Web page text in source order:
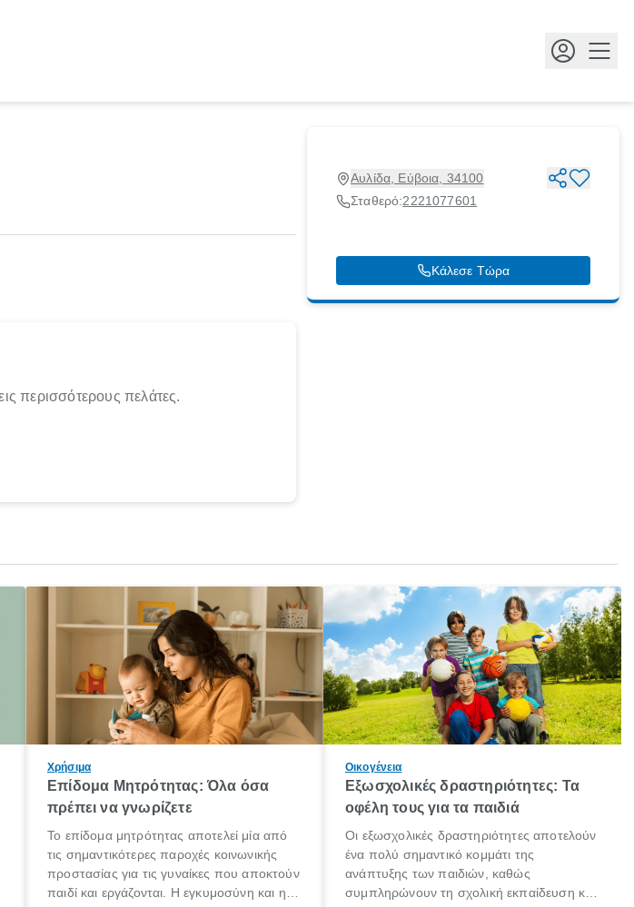
Αυλίδα, Εύβοια, 34100
Σταθερό:2221077601
Κάλεσε Τώρα
περισσότερους πελάτες.
Χρήσιμα
Επίδομα Μητρότητας: Όλα όσα
πρέπει να γνωρίζετε
Το επίδομα μητρότητας αποτελεί μία από
τις σημαντικότερες παροχές κοινωνικής
προστασίας για τις γυναίκες που αποκτούν
παιδί και εργάζονται. Η εγκυμοσύνη και η
Οικογένεια
Εξωσχολικές δραστηριότητες: Τα
οφέλη τους για τα παιδιά
Οι εξωσχολικές δραστηριότητες αποτελούν
ένα πολύ σημαντικό κομμάτι της
ανάπτυξης των παιδιών, καθώς
συμπληρώνουν τη σχολική εκπαίδευση και